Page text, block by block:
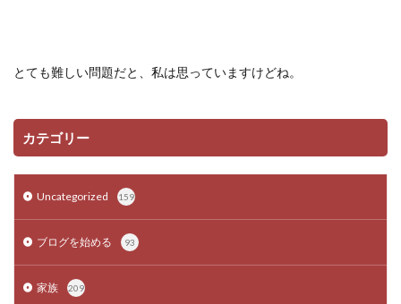
とても難しい問題だと、私は思っていますけどね。
カテゴリー
Uncategorized 159
ブログを始める 93
家族 209